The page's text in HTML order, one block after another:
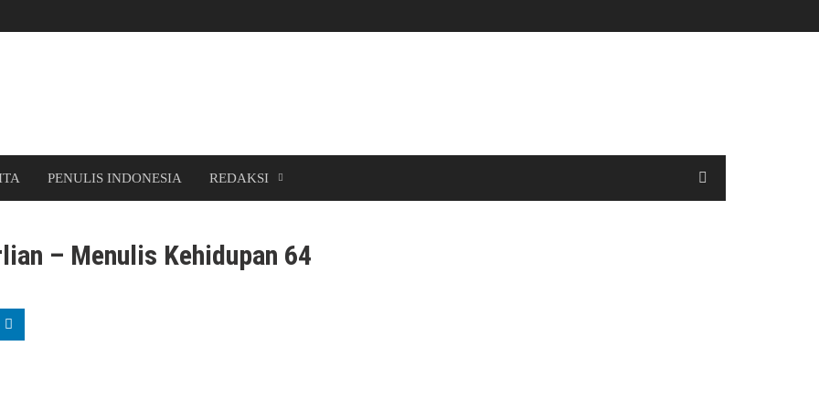
PENULIS INDONESIA REDAKSI
– Menulis Kehidupan 64